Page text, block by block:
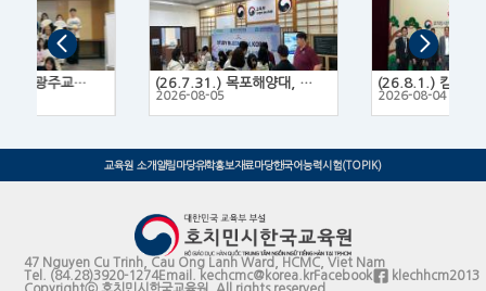
(26.7.14.~16.) 광주교육대학교 한국문화 체험 프로그램 (26.7.31.) 목포해양대, 목포대, 목포과학대 3개 대학 연합 유학박람회
2026-08-05 2026-08-04
교육원 소개 알림마당유학홍보자료마당한국어능력시험(TOPIK)
47 Nguyen Cu Trinh, Cau Ong Lanh Ward, HCMC, Viet Nam
Tel. (84.28)3920-1274Email. kechcmc@korea.krFacebook
klechhcm2013